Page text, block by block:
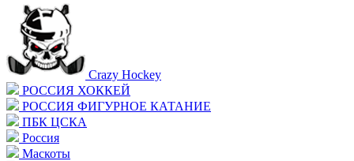
Crazy Hockey
РОССИЯ ХОККЕЙ
РОССИЯ ФИГУРНОЕ КАТАНИЕ
ПБК ЦСКА
Россия
Маскоты